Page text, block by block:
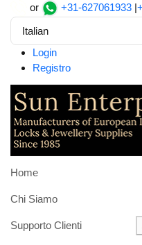
or +31-627061933 |
Italian
Login
Registro
Home
Chi Siamo
Supporto Clienti